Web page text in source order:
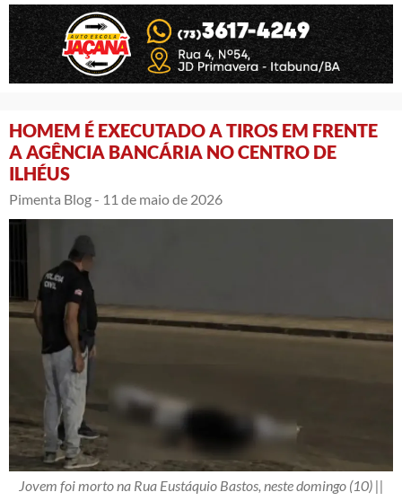
HOMEM É EXECUTADO A TIROS EM FRENTE
A AGÊNCIA BANCÁRIA NO CENTRO DE
ILHÉUS
Pimenta Blog - 11 de maio de 2026
Jovem foi morto na Rua Eustáquio Bastos, neste domingo (10) ||